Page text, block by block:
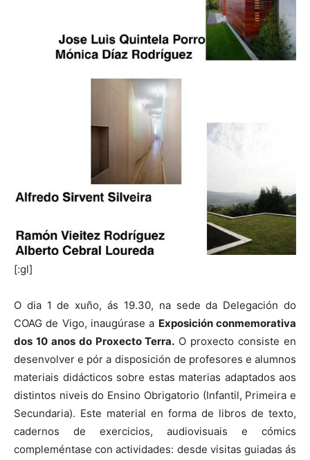
[:gl]
O dia 1 de xuño, ás 19.30, na sede da Delegación do
COAG de Vigo, inaugúrase a Exposición conmemorativa
dos 10 anos do Proxecto Terra. O proxecto consiste en
desenvolver e pór a disposición de profesores e alumnos
materiais didácticos sobre estas materias adaptados aos
distintos niveis do Ensino Obrigatorio (Infantil, Primeira e
Secundaria). Este material en forma de libros de texto,
cadernos de exercicios, audiovisuais e cómics
compleméntase con actividades: desde visitas guiadas ás